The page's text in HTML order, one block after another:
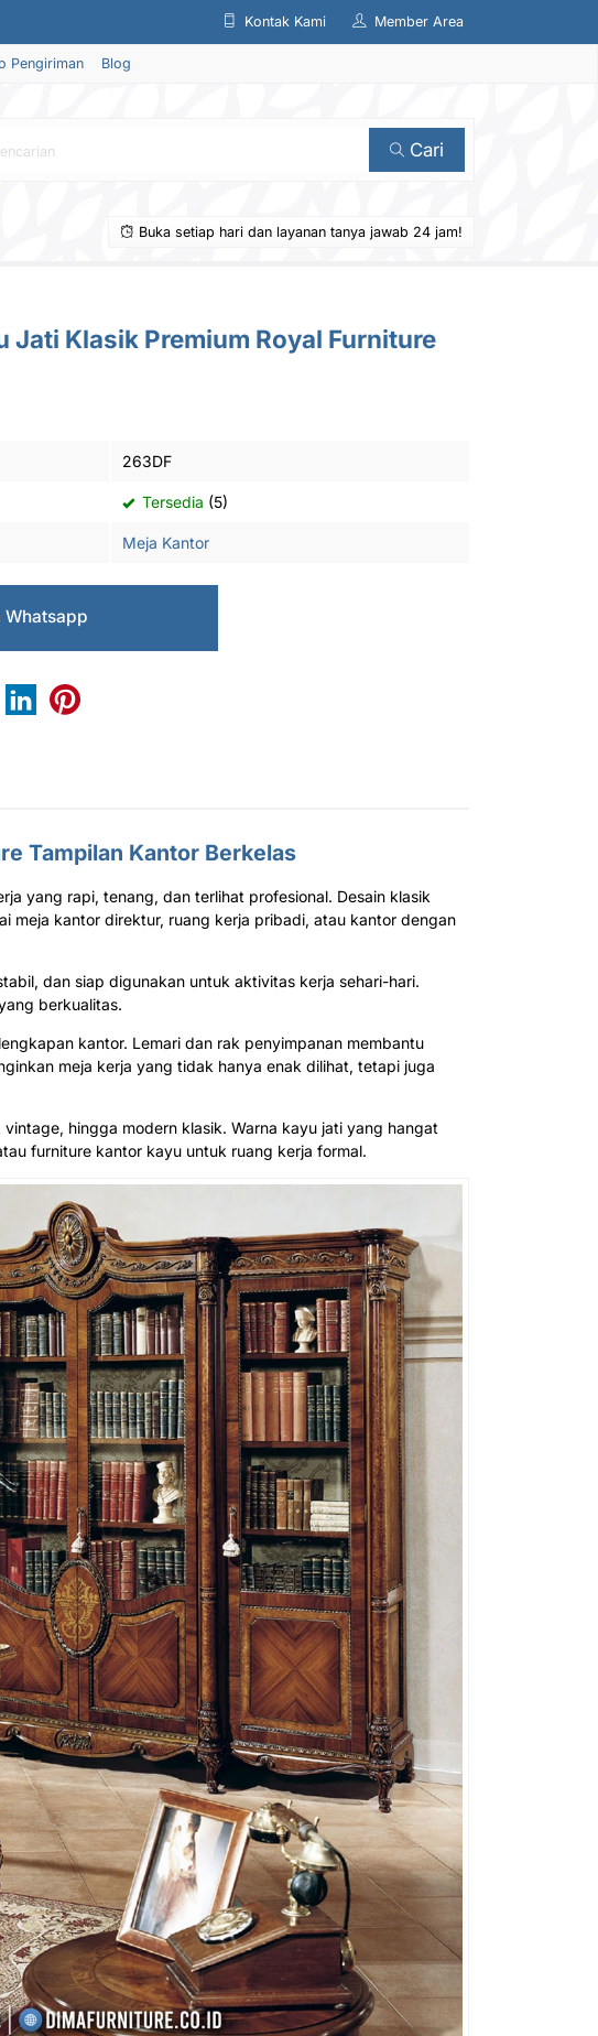
Kontak Kami Member Area
Pengiriman Blog
Cari
Buka setiap hari dan layanan tanya jawab 24 jam!
Jati Klasik Premium Royal Furniture
263DF
Tersedia (5)
Meja Kantor
Tampilan Kantor Berkelas
yang rapi, tenang, dan terlihat profesional. Desain klasik
meja kantor direktur, ruang kerja pribadi, atau kantor dengan
dan siap digunakan untuk aktivitas kerja sehari-hari.
berkualitas.
kantor. Lemari dan rak penyimpanan membantu
meja kerja yang tidak hanya enak dilihat, tetapi juga
hingga modern klasik. Warna kayu jati yang hangat
furniture kantor kayu untuk ruang kerja formal.